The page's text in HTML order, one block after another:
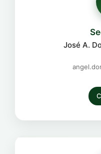
José A.